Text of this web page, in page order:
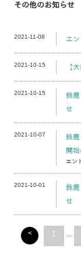
その他のお知らせ
2021-11-08 エ
2021-10-15 【
2021-10-15
鈴
せ
2021-10-07
鈴
開
エン
2021-10-01
鈴
せ
< 1 ...